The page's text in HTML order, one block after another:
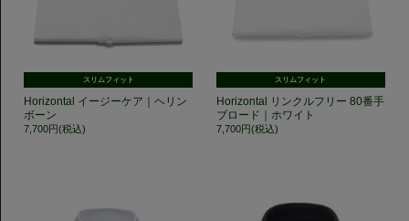
スリムフィット
Horizontal イージーケア｜ヘリン
ボーン
7,700円(税込)
スリムフィット
Horizontal リンクルフリー 80番手
ブロード｜ホワイト
7,700円(税込)